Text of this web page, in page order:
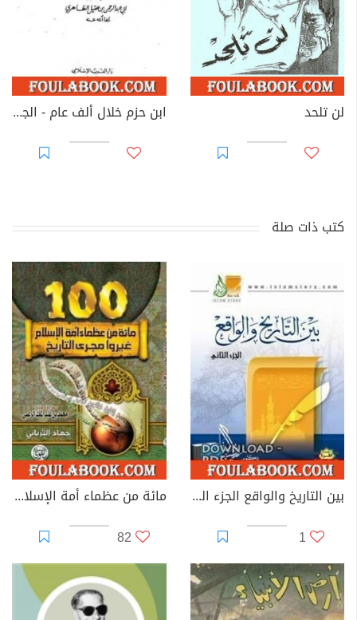
لن تلحد ابن حزم خلال ألف عام - الجزء الثاني
كتب ذات صلة
بين التاريخ والواقع الجزء الثالث
1
مائة من عظماء أمة الإسلام غيروا مجرى التاريخ
82